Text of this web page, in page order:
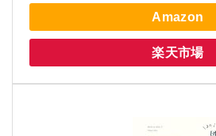
Amazon
楽天市場